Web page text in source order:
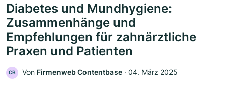
Diabetes und Mundhygiene:
Zusammenhänge und
Empfehlungen für zahnärztliche
Praxen und Patienten
CB Von Firmenweb Contentbase ‧ 04. März 2025